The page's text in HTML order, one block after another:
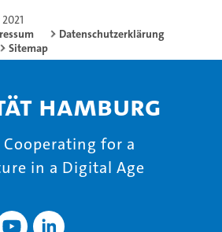
Datenschutzerklärung
Sitemap
Hamburg
for a
in a Digital Age